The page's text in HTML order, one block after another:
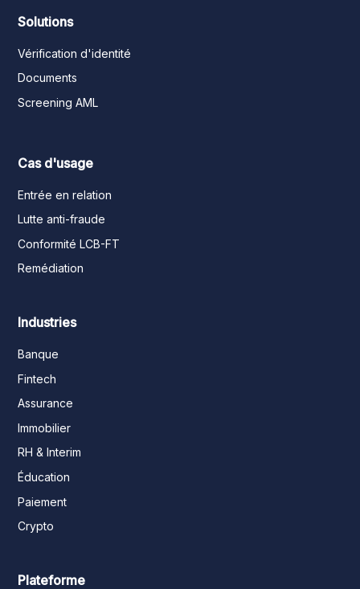
Solutions
Vérification d'identité
Documents
Screening AML
Cas d'usage
Entrée en relation
Lutte anti-fraude
Conformité LCB-FT
Remédiation
Industries
Banque
Fintech
Assurance
Immobilier
RH & Interim
Éducation
Paiement
Crypto
Plateforme